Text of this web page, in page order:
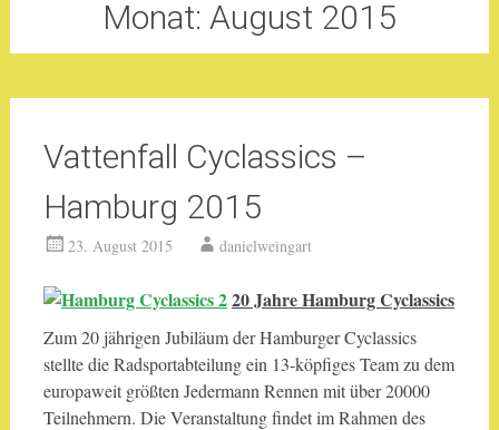
Monat: August 2015
Vattenfall Cyclassics –
Hamburg 2015
23. August 2015 danielweingart
20 Jahre Hamburg Cyclassics
Zum 20 jährigen Jubiläum der Hamburger Cyclassics
stellte die Radsportabteilung ein 13-köpfiges Team zu dem
europaweit größten Jedermann Rennen mit über 20000
Teilnehmern. Die Veranstaltung findet im Rahmen des